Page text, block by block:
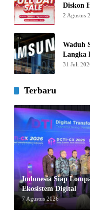
Diskon
2 Agustus
Waduh
Langka
31 Juli
Terbaru
Indonesia Siap
Ekosistem Digital
7 Agustus 2026